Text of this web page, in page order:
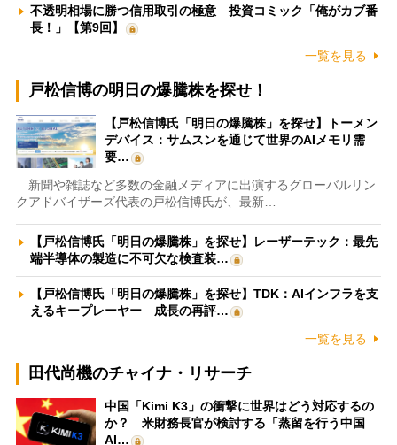
不透明相場に勝つ信用取引の極意 投資コミック「俺がカブ番
長！」【第9回】
一覧を見る
戸松信博の明日の爆騰株を探せ！
【戸松信博氏「明日の爆騰株」を探せ】トーメン
デバイス：サムスンを通じて世界のAIメモリ需
要…
新聞や雑誌など多数の金融メディアに出演するグローバルリン
クアドバイザーズ代表の戸松信博氏が、最新…
【戸松信博氏「明日の爆騰株」を探せ】レーザーテック：最先
端半導体の製造に不可欠な検査装…
【戸松信博氏「明日の爆騰株」を探せ】TDK：AIインフラを支
えるキープレーヤー 成長の再評…
一覧を見る
田代尚機のチャイナ・リサーチ
中国「Kimi K3」の衝撃に世界はどう対応するの
か？ 米財務長官が検討する「蒸留を行う中国
AI…